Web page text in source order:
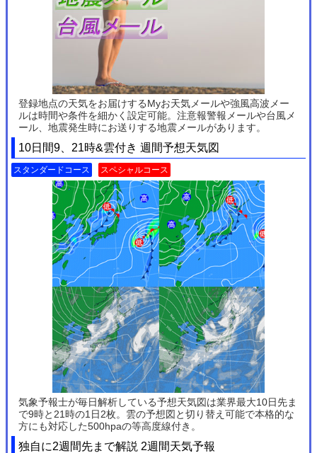
登録地点の天気をお届けするMyお天気メールや強風高波メー
ルは時間や条件を細かく設定可能。注意報警報メールや台風メ
ール、地震発生時にお送りする地震メールがあります。
10日間9、21時&雲付き 週間予想天気図
スタンダードコース スペシャルコース
気象予報士が毎日解析している予想天気図は業界最大10日先ま
で9時と21時の1日2枚。雲の予想図と切り替え可能で本格的な
方にも対応した500hpaの等高度線付き。
独自に2週間先まで解説 2週間天気予報